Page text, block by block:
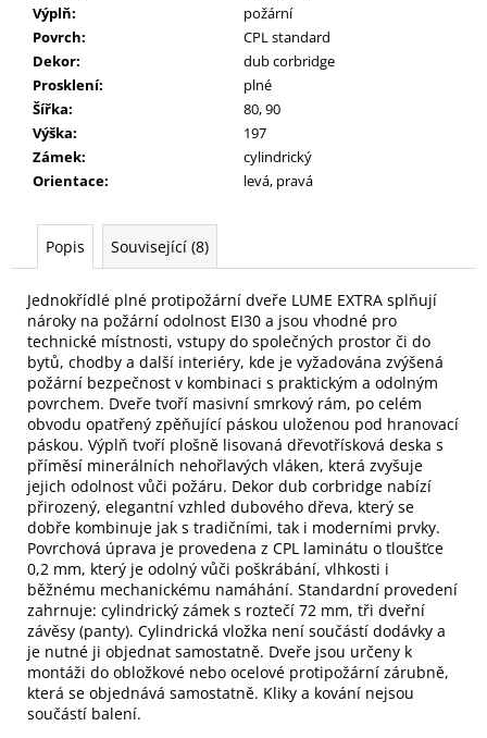
Výplň:
požární
Povrch:
CPL standard
Dekor:
dub corbridge
Prosklení:
plné
Šířka:
80, 90
Výška:
197
Zámek:
cylindrický
Orientace: levá, pravá
Popis Související (8)
Jednokřídlé plné protipožární dveře LUME EXTRA splňují
nároky na požární odolnost EI30 a jsou vhodné pro
technické místnosti, vstupy do společných prostor či do
bytů, chodby a další interiéry, kde je vyžadována zvýšená
požární bezpečnost v kombinaci s praktickým a odolným
povrchem. Dveře tvoří masivní smrkový rám, po celém
obvodu opatřený zpěňující páskou uloženou pod hranovací
páskou. Výplň tvoří plošně lisovaná dřevotřísková deska s
příměsí minerálních nehořlavých vláken, která zvyšuje
jejich odolnost vůči požáru. Dekor dub corbridge nabízí
přirozený, elegantní vzhled dubového dřeva, který se
dobře kombinuje jak s tradičními, tak i moderními prvky.
Povrchová úprava je provedena z CPL laminátu o tloušťce
0,2 mm, který je odolný vůči poškrábání, vlhkosti i
běžnému mechanickému namáhání. Standardní provedení
zahrnuje: cylindrický zámek s roztečí 72 mm, tři dveřní
závěsy (panty). Cylindrická vložka není součástí dodávky a
je nutné ji objednat samostatně. Dveře jsou určeny k
montáži do obložkové nebo ocelové protipožární zárubně,
která se objednává samostatně. Kliky a kování nejsou
součástí balení.